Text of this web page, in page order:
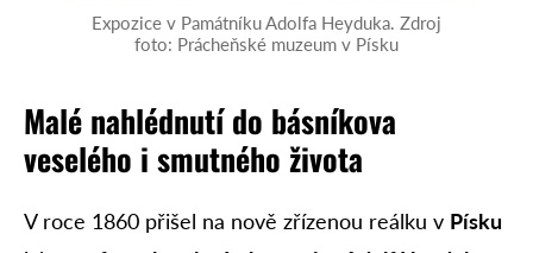
Expozice v Památníku Adolfa Heyduka. Zdroj
foto: Prácheňské muzeum v Písku
Malé nahlédnutí do básníkova
veselého i smutného života
V roce 1860 přišel na nově zřízenou reálku v Písku